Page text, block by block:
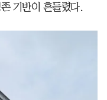
기반이 흔들렸다.